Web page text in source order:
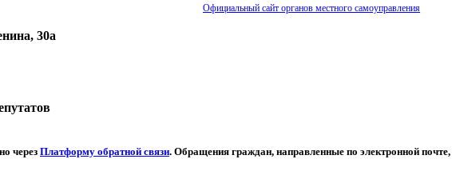
Официальный сайт органов местного самоуправления
30а
через Платформу обратной связи. Обращения граждан, направленные по электронной почте,